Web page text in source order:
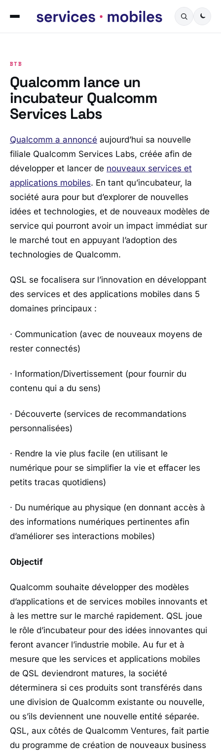
BTB
Qualcomm lance un
incubateur Qualcomm
Services Labs
Qualcomm a annoncé aujourd’hui sa nouvelle
filiale Qualcomm Services Labs, créée afin de
développer et lancer de nouveaux services et
applications mobiles. En tant qu’incubateur, la
société aura pour but d’explorer de nouvelles
idées et technologies, et de nouveaux modèles de
service qui pourront avoir un impact immédiat sur
le marché tout en appuyant l’adoption des
technologies de Qualcomm.
QSL se focalisera sur l’innovation en développant
des services et des applications mobiles dans 5
domaines principaux :
· Communication (avec de nouveaux moyens de
rester connectés)
· Information/Divertissement (pour fournir du
contenu qui a du sens)
· Découverte (services de recommandations
personnalisées)
· Rendre la vie plus facile (en utilisant le
numérique pour se simplifier la vie et effacer les
petits tracas quotidiens)
· Du numérique au physique (en donnant accès à
des informations numériques pertinentes afin
d’améliorer ses interactions mobiles)
Objectif
Qualcomm souhaite développer des modèles
d’applications et de services mobiles innovants et
à les mettre sur le marché rapidement. QSL joue
le rôle d’incubateur pour des idées innovantes qui
feront avancer l’industrie mobile. Au fur et à
mesure que les services et applications mobiles
de QSL deviendront matures, la société
déterminera si ces produits sont transférés dans
une division de Qualcomm existante ou nouvelle,
ou s’ils deviennent une nouvelle entité séparée.
QSL, aux côtés de Qualcomm Ventures, fait partie
du programme de création de nouveaux business